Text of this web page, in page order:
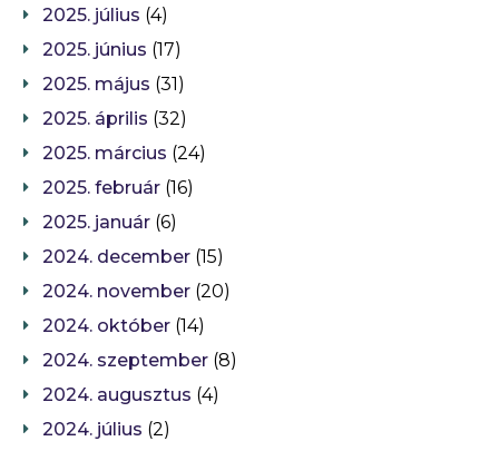
2025. július (4)
2025. június (17)
2025. május (31)
2025. április (32)
2025. március (24)
2025. február (16)
2025. január (6)
2024. december (15)
2024. november (20)
2024. október (14)
2024. szeptember (8)
2024. augusztus (4)
2024. július (2)